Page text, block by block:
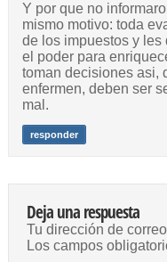
Y por que no
mismo motivo: toda
de los impuestos y les
el poder para
toman decisiones asi,
enfermen, deben ser
mal.
responder
Deja una respuesta
Tu dirección de
Los campos